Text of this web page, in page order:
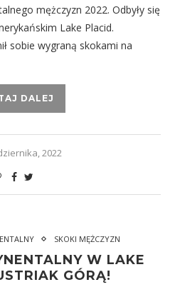
mężczyzn 2022. Odbyły się
Lake Placid.
sobie wygraną skokami na
DALEJ
2022
SKOKI MĘŻCZYZN
W LAKE
GÓRĄ!